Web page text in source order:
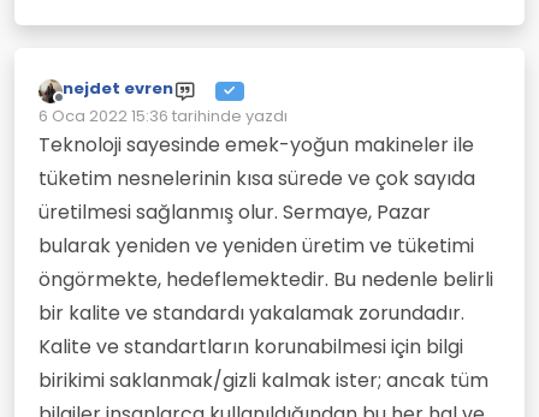
Çevrimdışı
nejdet evren
6 Oca 2022 15:36 tarihinde yazdı
Son düzenleyen:
Teknoloji sayesinde emek-yoğun makineler ile
tüketim nesnelerinin kısa sürede ve çok sayıda
üretilmesi sağlanmış olur. Sermaye, Pazar
bularak yeniden ve yeniden üretim ve tüketimi
öngörmekte, hedeflemektedir. Bu nedenle belirli
bir kalite ve standardı yakalamak zorundadır.
Kalite ve standartların korunabilmesi için bilgi
birikimi saklanmak/gizli kalmak ister; ancak tüm